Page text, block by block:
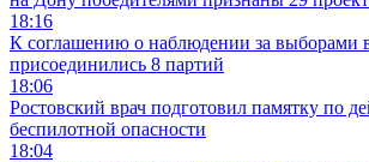
18:16
К соглашению о наблюдении за выборами
присоединились 8 партий
18:06
Ростовский врач подготовил памятку по
беспилотной опасности
18:04